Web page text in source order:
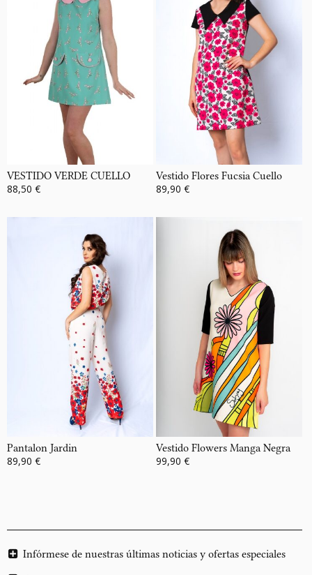
VESTIDO VERDE CUELLO
88,50 €
Vestido Flores Fucsia Cuello
89,90 €
Pantalon Jardin
89,90 €
Vestido Flowers Manga Negra
99,90 €
Infórmese de nuestras últimas noticias y ofertas especiales